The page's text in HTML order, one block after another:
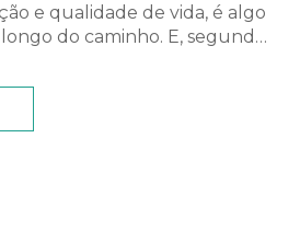
e qualidade de vida, é algo
do caminho. E, segundo
segundo episódio do
da Cardiocare, […]